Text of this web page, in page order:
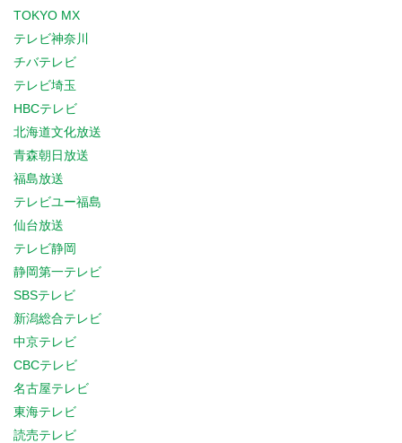
TOKYO MX
テレビ神奈川
チバテレビ
テレビ埼玉
HBCテレビ
北海道文化放送
青森朝日放送
福島放送
テレビユー福島
仙台放送
テレビ静岡
静岡第一テレビ
SBSテレビ
新潟総合テレビ
中京テレビ
CBCテレビ
名古屋テレビ
東海テレビ
読売テレビ